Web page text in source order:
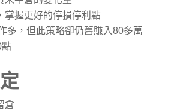
掌握更好的停損停利點
多，但此策略卻仍舊賺入80多萬
倉